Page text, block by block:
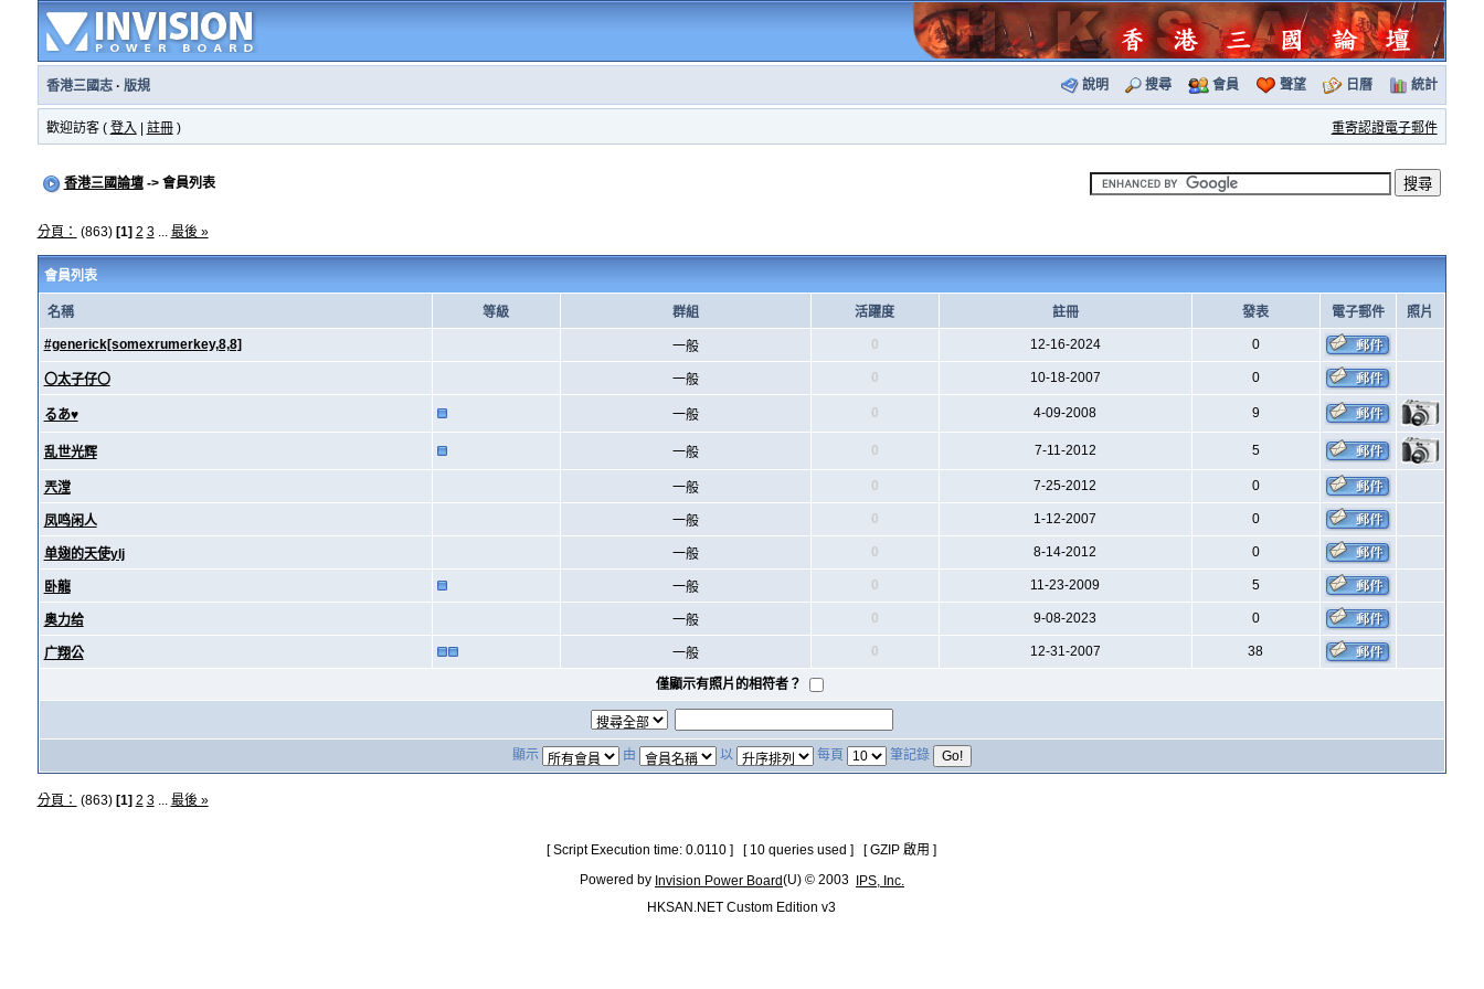
香港三國志· 版規 說明 搜尋 會員 聲望 日曆 統計
歡迎訪客 ( 登入 註冊) 重寄認證電子郵件
香港三國論壇-> 會員列表
分頁： (863) [1] 2 3... 最後 »
會員列表
名稱 等級 群組 活躍度 註冊 發表 電子郵件 照片
#generick[somexrumerkey,8,8] 一般 0 12-16-2024 0
〇太子仔〇 一般 0 10-18-2007 0
るあ♥ 一般 0 4-09-2008 9
乱世光辉 一般 0 7-11-2012 5
兲漟 一般 0 7-25-2012 0
凤鸣闲人 一般 0 1-12-2007 0
单翅的天使ylj 一般 0 8-14-2012 0
卧龍 一般 0 11-23-2009 5
奥力给 一般 0 9-08-2023 0
广翔公 一般 0 12-31-2007 38
僅顯示有照片的相符者？
顯示 由 以 每頁 筆記錄
分頁： (863) [1] 2 3... 最後 »
[ Script Execution time: 0.0110 ] [ 10 queries used ] [ GZIP 啟用 ]
Powered by Invision Power Board(U) © 2003
IPS, Inc.
HKSAN.NET Custom Edition v3